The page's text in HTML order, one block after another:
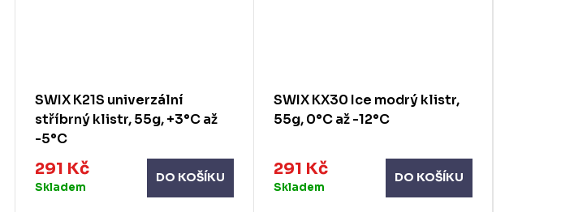
SWIX K21S univerzální
stříbrný klistr, 55g, +3°C až
-5°C
291 Kč
Skladem
DO KOŠÍKU
SWIX KX30 Ice modrý klistr,
55g, 0°C až -12°C
291 Kč
Skladem
DO KOŠÍKU